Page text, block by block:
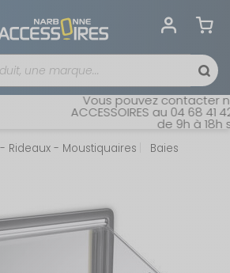
Vous pouvez contacter
ACCESSOIRES au 04 68 41
de 9h à 18h
Rideaux - Moustiquaires Baies